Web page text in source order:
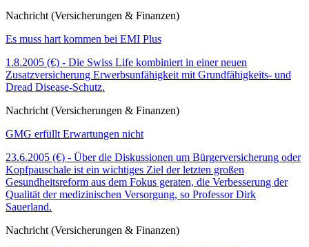
Nachricht (Versicherungen & Finanzen)
Es muss hart kommen bei EMI Plus
1.8.2005 (€) - Die Swiss Life kombiniert in einer neuen
Zusatzversicherung Erwerbsunfähigkeit mit Grundfähigkeits- und
Dread Disease-Schutz.
Nachricht (Versicherungen & Finanzen)
GMG erfüllt Erwartungen nicht
23.6.2005 (€) - Über die Diskussionen um Bürgerversicherung oder
Kopfpauschale ist ein wichtiges Ziel der letzten großen
Gesundheitsreform aus dem Fokus geraten, die Verbesserung der
Qualität der medizinischen Versorgung, so Professor Dirk
Sauerland.
Nachricht (Versicherungen & Finanzen)